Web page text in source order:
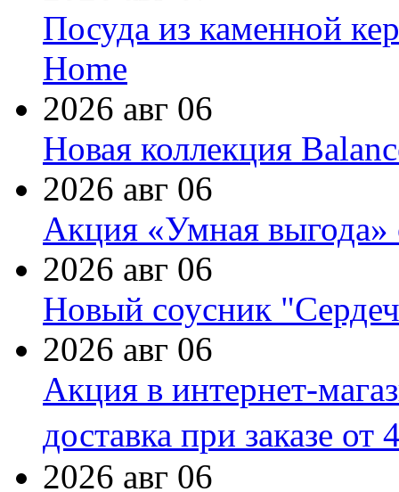
Посуда из каменной
Home
2026 авг 06
Новая коллекция
2026 авг 06
Акция «Умная выгода»
2026 авг 06
Новый соусник
2026 авг 06
Акция в интернет-
доставка при заказе от
2026 авг 06